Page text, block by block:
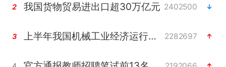
2 我国货物贸易进出口超30万亿元 2402500
3 上半年我国机械工业经济运行稳中有进 2282697